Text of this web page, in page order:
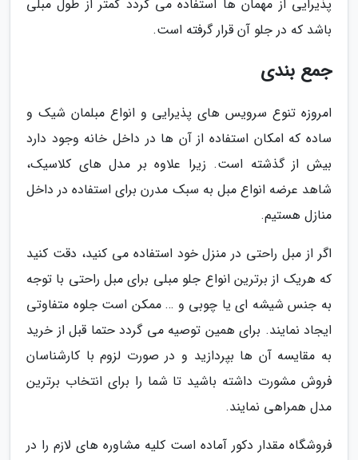
پذیرایی از مهمان ها استفاده می گردد کمتر از طول مبلی
باشد که در جلو آن قرار گرفته است.
جمع بندی
امروزه تنوع سرویس های پذیرایی و انواع مبلمان شیک و
ساده که امکان استفاده از آن ها در داخل خانه وجود دارد
بیش از گذشته است. زیرا علاوه بر مدل های کلاسیک،
شاهد عرضه انواع مبل به سبک مدرن برای استفاده در داخل
منازل هستیم.
اگر از مبل راحتی در منزل خود استفاده می کنید، دقت کنید
که هریک از برترین انواع جلو مبلی برای مبل راحتی با توجه
به جنس شیشه ای یا چوبی و … ممکن است جلوه متفاوتی
ایجاد نمایند. برای همین توصیه می گردد حتما قبل از خرید
به مقایسه آن ها بپردازید و در صورت لزوم با کارشناسان
فروش مشورت داشته باشید تا شما را برای انتخاب برترین
مدل همراهی نمایند.
فروشگاه مقدار دکور آماده است کلیه مشاوره های لازم را در